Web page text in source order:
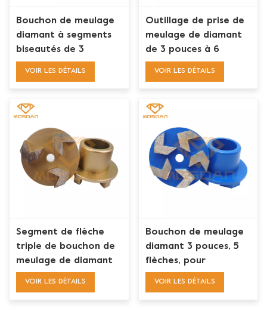
Bouchon de meulage
diamant à segments
biseautés de 3
pouces, 10, pour
VOIR LES DÉTAILS
Outillage de prise de
meulage de diamant
de 3 pouces à 6
segments pour la
VOIR LES DÉTAILS
Segment de flèche
triple de bouchon de
meulage de diamant
pour la préparation
VOIR LES DÉTAILS
Bouchon de meulage
diamant 3 pouces, 5
flèches, pour
meuleuses de sol
VOIR LES DÉTAILS